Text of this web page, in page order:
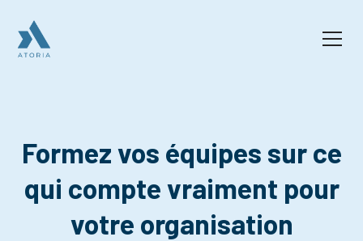
Formez vos équipes sur ce
qui compte vraiment pour
votre organisation